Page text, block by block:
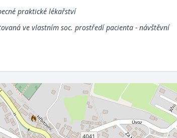
praktické lékařství
ve vlastním soc. prostředí pacienta - návštěvní